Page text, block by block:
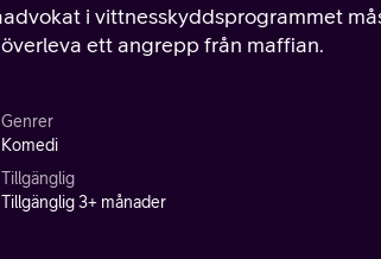
i vittnesskyddsprogrammet
ett angrepp från maffian.
Genrer
Komedi
Tillgänglig
Tillgänglig 3+ månader